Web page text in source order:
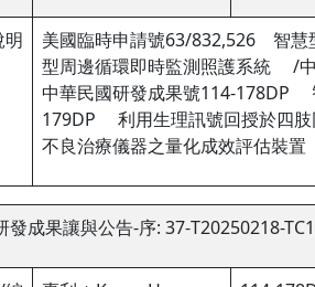
明
美國臨時申請號63/832,526 智
型周邊循環即時監測照護系統 /
中華民國研發成果號114-178DP
179DP 利用生理訊號回授於四
不良治療儀器之量化成效評估裝
發成果讓與公告-序: 37-T20250218-TC1